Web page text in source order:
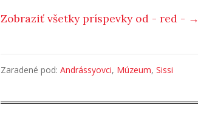
Zobraziť všetky príspevky od - red - →
Zaradené pod: Andrássyovci, Múzeum, Sissi